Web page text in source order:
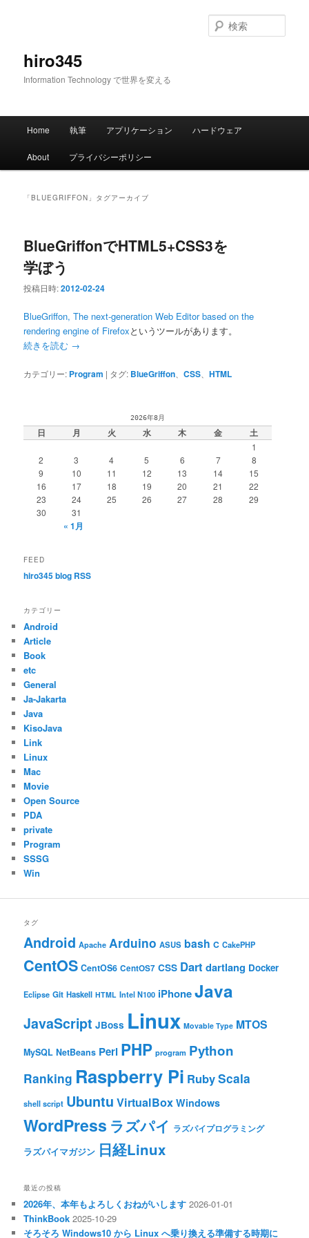
hiro345
Information Technology で世界を変える
索
メ
Home 執筆 アプリケーション ハードウェア
About プライバシーポリシー
「BLUEGRIFFON 」タグアーカイブ
BlueGriffonでHTML5+CSS3を
学ぼう
投稿日時:2012-02-24
BlueGriffon, The next-generation Web Editor based on the
rendering engine of Firefoxというツールがあります。
続きを読む →
カテゴリー: Program | タグ: BlueGriffon 、CSS 、HTML
2026年8月
日 月 火 水 木 金 土
1
2
3 4 5 6 7
8
9
10 11 12 13 14
15
16
17 18 19 20 21
22
23
24 25 26 27 28
29
30
31
« 1月
FEED
hiro345 blog RSS
カテゴリー
Android
Article
Book
etc
General
Ja-Jakarta
Java
KisoJava
Link
Linux
Mac
Movie
Open Source
PDA
private
Program
SSSG
Win
タグ
Android Apache Arduino ASUS bash C CakePHP
CentOS CentOS6 CentOS7 CSS Dart dartlang Docker
Eclipse Git Haskell HTML Intel N100 iPhoneJava
JavaScript JBoss Linux Movable Type MTOS
MySQL NetBeans Perl PHP program Python
Ranking Raspberry Pi RubyScala
shell script Ubuntu VirtualBox Windows
WordPress ラズパイ ラズパイプログラミング
ラズパイマガジン 日経Linux
最近の投稿
2026年、本年もよろしくおねがいします 2026-01-01
ThinkBook 2025-10-29
そろそろ Windows10 から Linux へ乗り換える準備する時期に